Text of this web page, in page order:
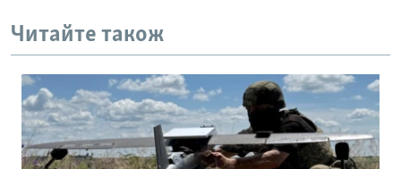
Читайте також